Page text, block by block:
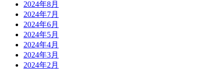
2024年8月
2024年7月
2024年6月
2024年5月
2024年4月
2024年3月
2024年2月